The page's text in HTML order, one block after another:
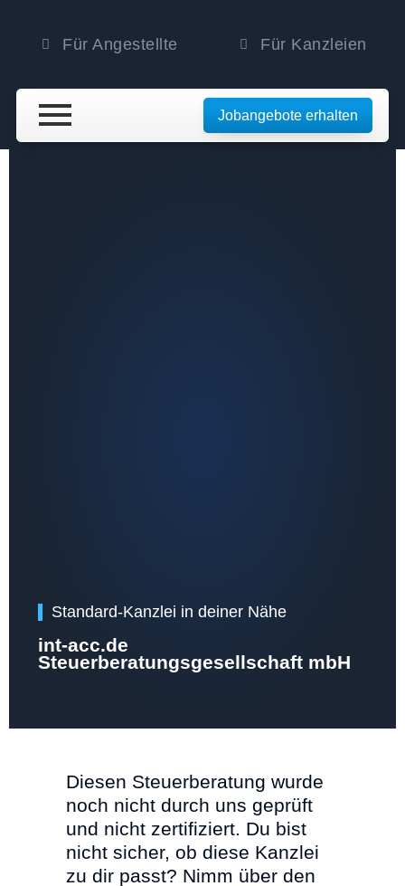
Für Angestellte Für Kanzleien
Jobangebote erhalten
Standard-Kanzlei in deiner Nähe
int-acc.de
Steuerberatungsgesellschaft mbH
Diesen Steuerberatung wurde
noch nicht durch uns geprüft
und nicht zertifiziert. Du bist
nicht sicher, ob diese Kanzlei
zu dir passt? Nimm über den